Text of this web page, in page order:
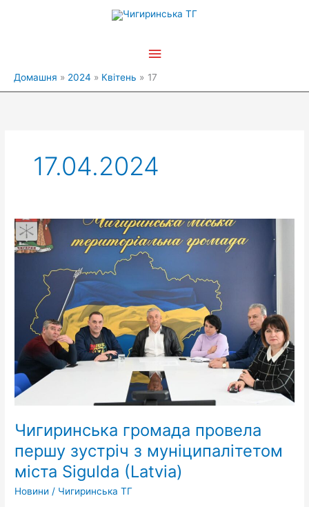
Головне
Домашня 2024 Квітень 17
17.04.2024
Чигиринська громада провела
першу зустріч з муніципалітетом
міста Sigulda (Latvia)
Новини / Чигиринська ТГ
Чигиринська
громада
провела
першу
зустріч
муніципалітетом
міста
Sigulda
(Latvia)